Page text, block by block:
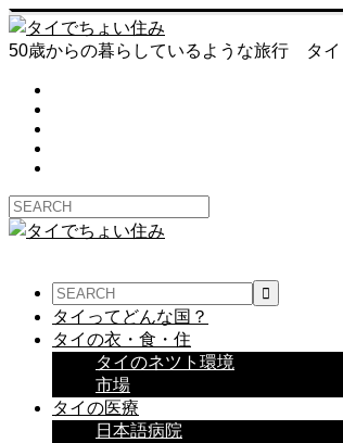
50歳からの暮らしているような旅行 タイ
タイってどんな国？
タイの衣・食・住
タイのネツト環境
市場
タイの医療
日本語病院